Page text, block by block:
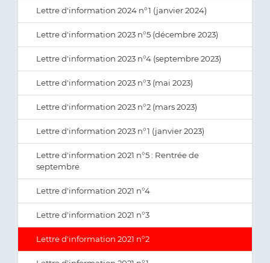
Lettre d'information 2024 n°1 (janvier 2024)
Lettre d'information 2023 n°5 (décembre 2023)
Lettre d'information 2023 n°4 (septembre 2023)
Lettre d'information 2023 n°3 (mai 2023)
Lettre d'information 2023 n°2 (mars 2023)
Lettre d'information 2023 n°1 (janvier 2023)
Lettre d'information 2021 n°5 : Rentrée de
septembre
Lettre d'information 2021 n°4
Lettre d'information 2021 n°3
Lettre d'information 2021 n°2